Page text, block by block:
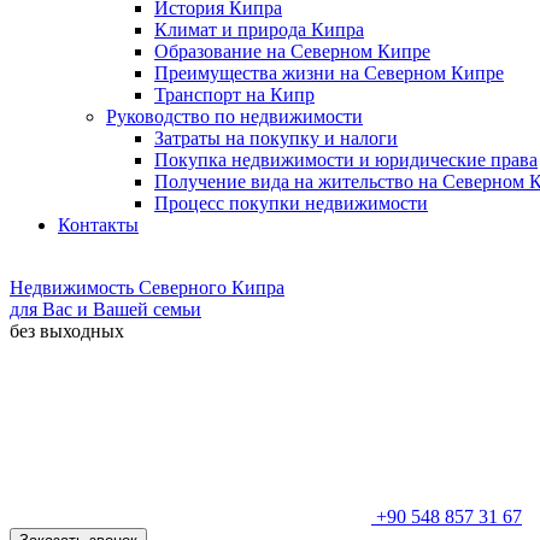
История Кипра
Климат и природа Кипра
Образование на Северном Кипре
Преимущества жизни на Северном Кипре
Транспорт на Кипр
Руководство по недвижимости
Затраты на покупку и налоги
Покупка недвижимости и юридические права
Получение вида на жительство на Северном
Процесс покупки недвижимости
Контакты
Недвижимость Северного Кипра
для Вас и Вашей семьи
без выходных
+90 548 857 31 67